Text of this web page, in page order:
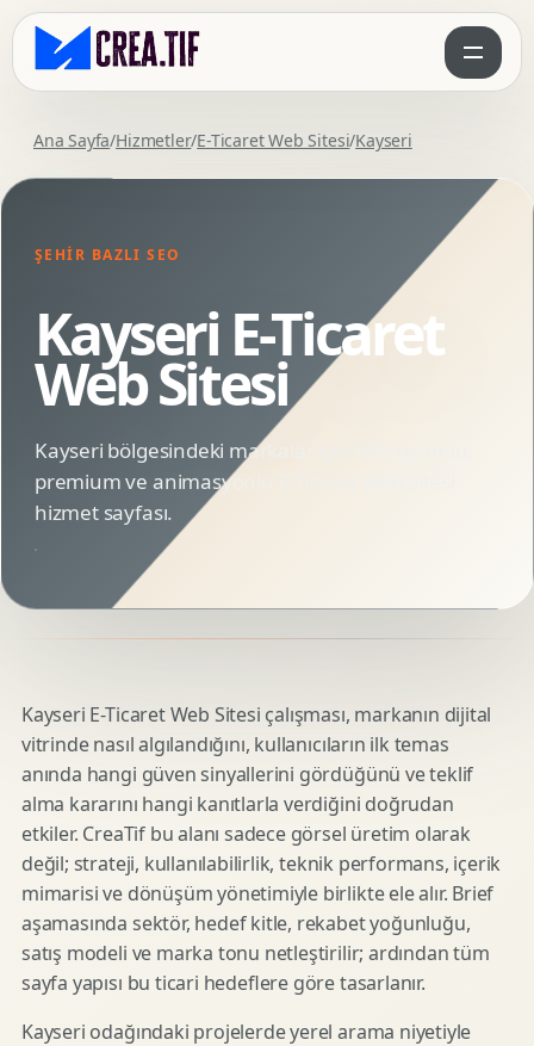
Ana Sayfa/Hizmetler/E-Ticaret Web Sitesi/Kayseri
ŞEHIR BAZLI SEO
Kayseri E-Ticaret
Web Sitesi
Kayseri bölgesindeki markalar için SEO uyumlu,
premium ve animasyonlu E-Ticaret Web Sitesi
hizmet sayfası.
Kayseri E-Ticaret Web Sitesi çalışması, markanın dijital
vitrinde nasıl algılandığını, kullanıcıların ilk temas
anında hangi güven sinyallerini gördüğünü ve teklif
alma kararını hangi kanıtlarla verdiğini doğrudan
etkiler. CreaTif bu alanı sadece görsel üretim olarak
değil; strateji, kullanılabilirlik, teknik performans, içerik
mimarisi ve dönüşüm yönetimiyle birlikte ele alır. Brief
aşamasında sektör, hedef kitle, rekabet yoğunluğu,
satış modeli ve marka tonu netleştirilir; ardından tüm
sayfa yapısı bu ticari hedeflere göre tasarlanır.
Kayseri odağındaki projelerde yerel arama niyetiyle